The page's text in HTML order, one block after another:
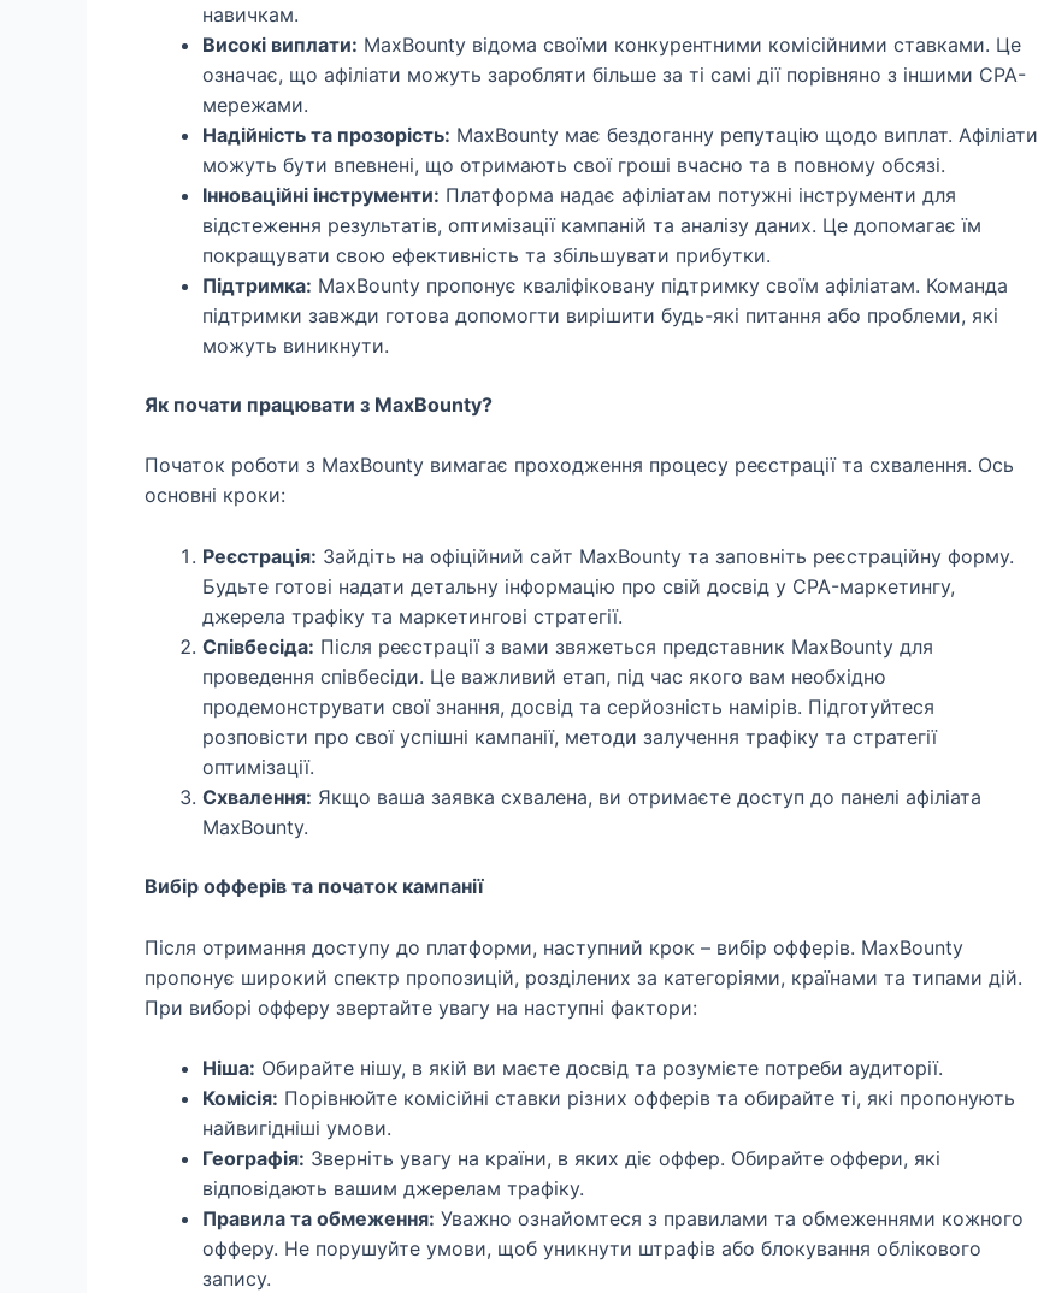
навичкам.
Високі виплати: MaxBounty відома своїми конкурентними комісійними ставками. Це
означає, що афіліати можуть заробляти більше за ті самі дії порівняно з іншими CPA-
мережами.
Надійність та прозорість: MaxBounty має бездоганну репутацію щодо виплат. Афіліати
можуть бути впевнені, що отримають свої гроші вчасно та в повному обсязі.
Інноваційні інструменти: Платформа надає афіліатам потужні інструменти для
відстеження результатів, оптимізації кампаній та аналізу даних. Це допомагає їм
покращувати свою ефективність та збільшувати прибутки.
Підтримка: MaxBounty пропонує кваліфіковану підтримку своїм афіліатам. Команда
підтримки завжди готова допомогти вирішити будь-які питання або проблеми, які
можуть виникнути.
Як почати працювати з MaxBounty?
Початок роботи з MaxBounty вимагає проходження процесу реєстрації та схвалення. Ось
основні кроки:
Реєстрація: Зайдіть на офіційний сайт MaxBounty та заповніть реєстраційну форму.
Будьте готові надати детальну інформацію про свій досвід у CPA-маркетингу,
джерела трафіку та маркетингові стратегії.
Співбесіда: Після реєстрації з вами звяжеться представник MaxBounty для
проведення співбесіди. Це важливий етап, під час якого вам необхідно
продемонструвати свої знання, досвід та серйозність намірів. Підготуйтеся
розповісти про свої успішні кампанії, методи залучення трафіку та стратегії
оптимізації.
Схвалення: Якщо ваша заявка схвалена, ви отримаєте доступ до панелі афіліата
MaxBounty.
Вибір офферів та початок кампанії
Після отримання доступу до платформи, наступний крок – вибір офферів. MaxBounty
пропонує широкий спектр пропозицій, розділених за категоріями, країнами та типами дій.
При виборі офферу звертайте увагу на наступні фактори:
Ніша: Обирайте нішу, в якій ви маєте досвід та розумієте потреби аудиторії.
Комісія: Порівнюйте комісійні ставки різних офферів та обирайте ті, які пропонують
найвигідніші умови.
Географія: Зверніть увагу на країни, в яких діє оффер. Обирайте оффери, які
відповідають вашим джерелам трафіку.
Правила та обмеження: Уважно ознайомтеся з правилами та обмеженнями кожного
офферу. Не порушуйте умови, щоб уникнути штрафів або блокування облікового
запису.